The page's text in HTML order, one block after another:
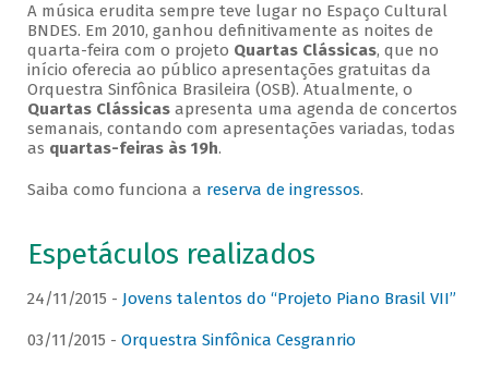
A música erudita sempre teve lugar no Espaço Cultural
BNDES. Em 2010, ganhou definitivamente as noites de
quarta-feira com o projeto Quartas Clássicas, que no
início oferecia ao público apresentações gratuitas da
Orquestra Sinfônica Brasileira (OSB). Atualmente, o
Quartas Clássicasapresenta uma agenda de concertos
semanais, contando com apresentações variadas, todas
as quartas-feiras às 19h.
Saiba como funciona a reserva de ingressos.
Espetáculos realizados
24/11/2015 - Jovens talentos do “Projeto Piano Brasil VII”
03/11/2015 - Orquestra Sinfônica Cesgranrio